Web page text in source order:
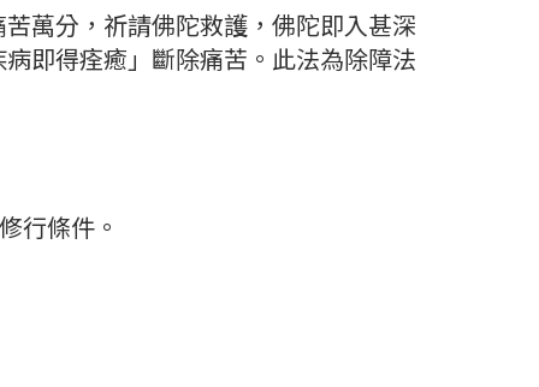
萬分，祈請佛陀救護，佛陀即入甚深
即得痊癒」斷除痛苦。此法為除障法
行條件。